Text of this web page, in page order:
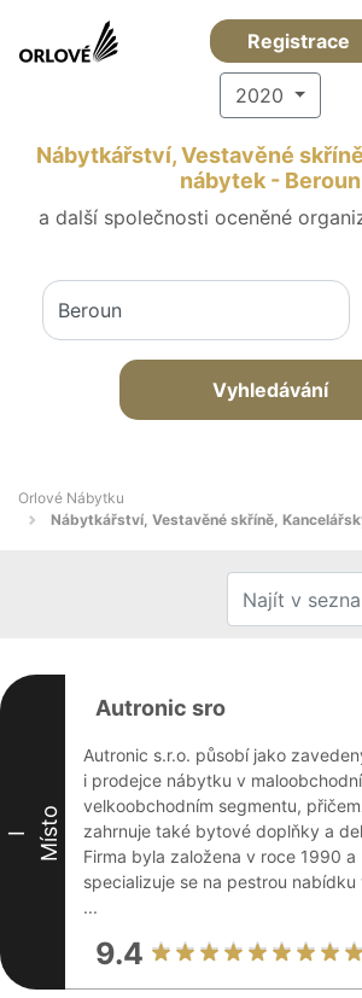
Registrace
2020
Nábytkářství, Vestavěné
nábytek - Beroun
a další společnosti oceněné
Vyhledávání
Orlové Nábytku
Nábytkářství, Vestavěné skříně,
I Místo
Autronic sro
Autronic s.r.o. působí jako
i prodejce nábytku v
velkoobchodním segmentu,
zahrnuje také bytové doplňky a
Firma byla založena v roce 1990 a
specializuje se na pestrou nabídku
...
9.4